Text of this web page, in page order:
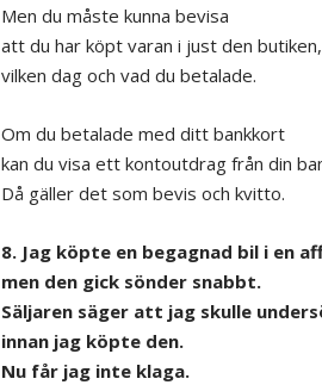
Men du måste kunna bevisa
att du har köpt varan i just den butiken,
vilken dag och vad du betalade.
Om du betalade med ditt bankkort
kan du visa ett kontoutdrag från din
Då gäller det som bevis och kvitto.
8. Jag köpte en begagnad bil i en
men den gick sönder snabbt.
Säljaren säger att jag skulle
innan jag köpte den.
Nu får jag inte klaga.